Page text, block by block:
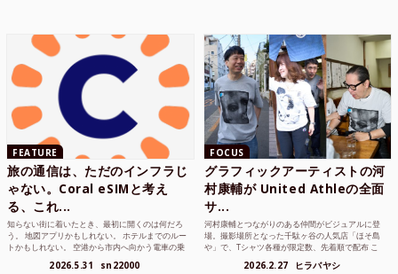
FEATURE
旅の通信は、ただのインフラじ
ゃない。Coral eSIMと考え
る、これ...
知らない街に着いたとき、最初に開くのは何だろ
う。 地図アプリかもしれない。 ホテルまでのルー
トかもしれない。 空港から市内へ向かう電車の乗
2026.5.31 sn22000
FOCUS
グラフィックアーティストの河
村康輔が United Athleの全面
サ...
河村康輔とつながりのある仲間がビジュアルに登
場。撮影場所となった千駄ヶ谷の人気店「ほそ島
や」で、Tシャツ各種が限定数、先着順で配布 こ
2026.2.27 ヒラバヤシ